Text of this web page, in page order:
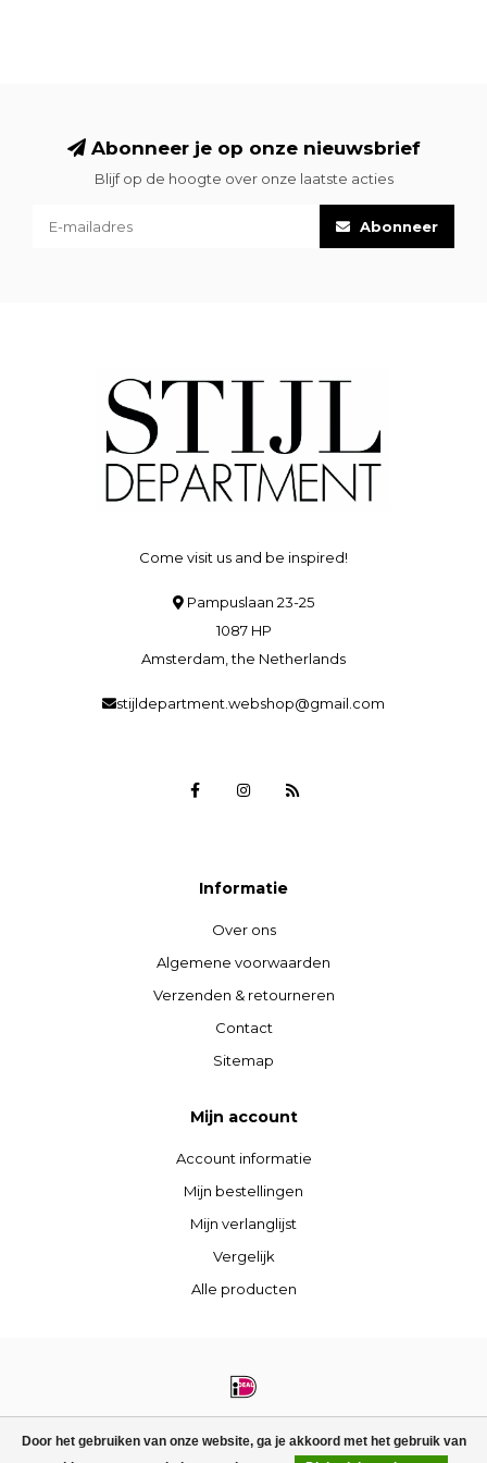
Door het gebruiken van onze website, ga je akkoord met het gebruik van
Abonneer je op onze nieuwsbrief
Blijf op de hoogte over onze laatste acties
Abonneer
Come visit us and be inspired!
Pampuslaan 23-25
1087 HP
Amsterdam, the Netherlands
stijldepartment.webshop@gmail.com
Informatie
Over ons
Algemene voorwaarden
Verzenden & retourneren
Contact
Sitemap
Mijn account
Account informatie
Mijn bestellingen
Mijn verlanglijst
Vergelijk
Alle producten
© Copyright 2026 STIJLdepartment - Powered byLightspeed- Theme by